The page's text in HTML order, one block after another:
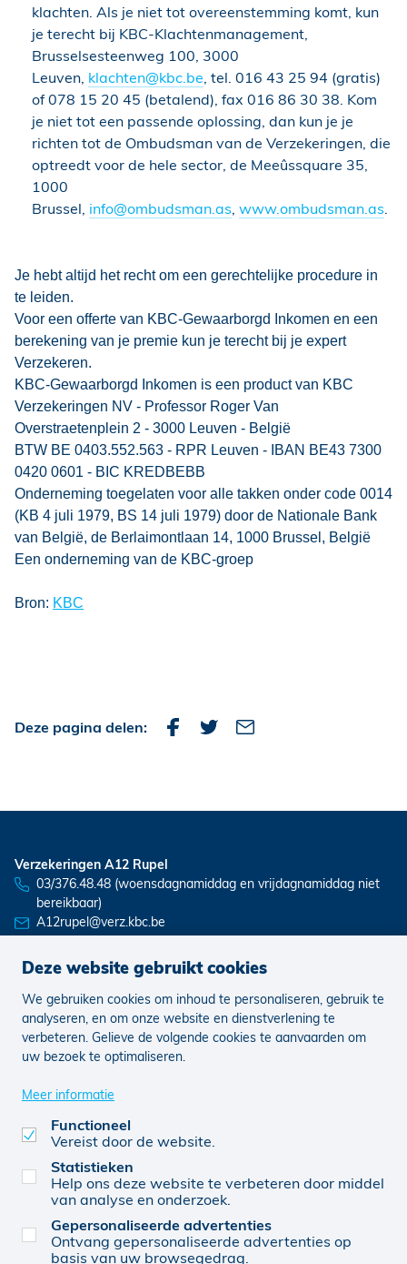
klachten. Als je niet tot overeenstemming komt, kun
je terecht bij KBC-Klachtenmanagement,
Brusselsesteenweg 100, 3000
Leuven, klachten@kbc.be , tel. 016 43 25 94 (gratis)
of 078 15 20 45 (betalend), fax 016 86 30 38. Kom
je niet tot een passende oplossing, dan kun je je
richten tot de Ombudsman van de Verzekeringen, die
optreedt voor de hele sector, de Meeûssquare 35,
1000
Brussel, info@ombudsman.as ,www.ombudsman.as
Je hebt altijd het recht om een gerechtelijke procedure in
te leiden.
Voor een offerte van KBC-Gewaarborgd Inkomen en een
berekening van je premie kun je terecht bij je expert
Verzekeren.
KBC-Gewaarborgd Inkomen is een product van KBC
Verzekeringen NV - Professor Roger Van
Overstraetenplein 2 - 3000 Leuven - België
BTW BE 0403.552.563 - RPR Leuven - IBAN BE43 7300
0420 0601 - BIC KREDBEBB
Onderneming toegelaten voor alle takken onder code 0014
(KB 4 juli 1979, BS 14 juli 1979) door de Nationale Bank
van België, de Berlaimontlaan 14, 1000 Brussel, België
Een onderneming van de KBC-groep
Bron: KBC
Deze pagina delen:
Verzekeringen A12 Rupel
03/376.48.48 (woensdagnamiddag en vrijdagnamiddag niet
bereikbaar)
A12rupel@verz.kbc.be
Nieuws Vacatures
0728 765 156 © KBC 2026
Verzekeringen A12 Rupel BV (0728 765 156),
verbonden agent, van KBC Verzekeringen nv,
Deze website gebruikt cookies
We gebruiken cookies om inhoud te personaliseren, gebruik te
analyseren, en om onze website en dienstverlening te
verbeteren. Gelieve de volgende cookies te aanvaarden om
uw bezoek te optimaliseren.
Meer informatie
Functioneel
Vereist door de website.
Statistieken
Help ons deze website te verbeteren door middel
van analyse en onderzoek.
Gepersonaliseerde advertenties
Ontvang gepersonaliseerde advertenties op
basis van uw browsegedrag.